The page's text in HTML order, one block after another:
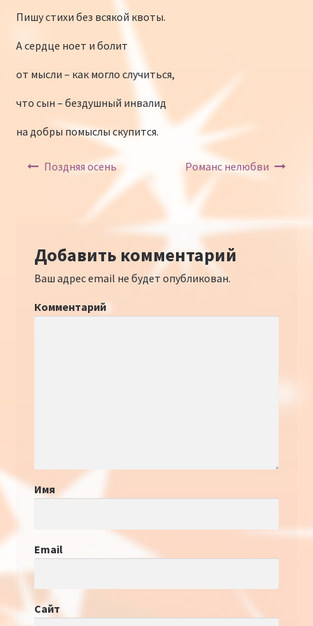
Пишу стихи без всякой квоты.
А сердце ноет и болит
от мысли – как могло случиться,
что сын – бездушный инвалид
на добры помыслы скупится.
Навигация по записям
Поздняя осень Романс нелюбви
Добавить комментарий
Ваш адрес email не будет опубликован.
Комментарий
Имя
Email
Сайт